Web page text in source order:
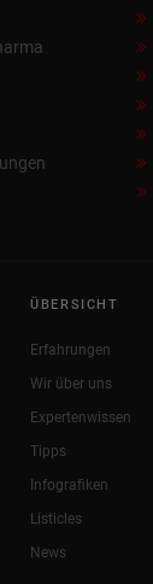
ÜBERSICHT
Erfahrungen
Wir über uns
Expertenwissen
Tipps
Infografiken
Listicles
News